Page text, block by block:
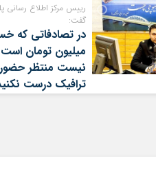
رییس مرکز اطلاع رسانی
گفت:
در تصادفاتی که
میلیون تومان است
نیست منتظر
ترافیک درست